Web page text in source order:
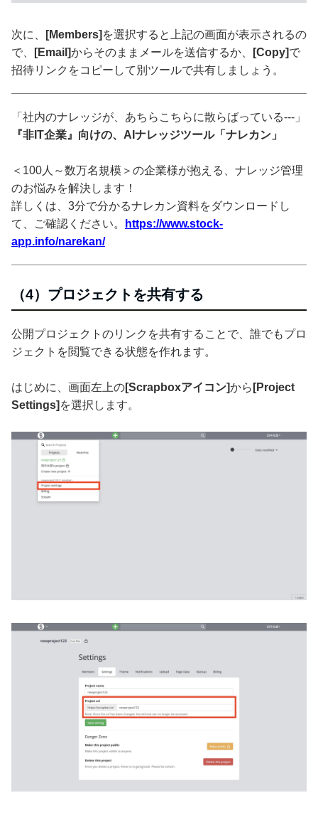
次に、 [Members] を選択すると上記の画面が表示されるの
で、
[Email]からそのままメールを送信するか、 [Copy]で
招待リンクをコピーして別ツールで共有しましょう。
「社内のナレッジが、あちらこちらに散らばっている---」
『非IT企業』向けの、AIナレッジツール「ナレカン」
＜100人～数万名規模＞の企業様が抱える、ナレッジ管理
のお悩みを解決します！
詳しくは、3分で分かるナレカン資料をダウンロードし
て、ご確認ください。
https://www.stock-
app.info/narekan/
（4）プロジェクトを共有する
公開プロジェクトのリンクを共有することで、誰でもプロ
ジェクトを閲覧できる状態を作れます。
はじめに、画面左上の[Scrapboxアイコン]から [Project
Settings] を選択します。